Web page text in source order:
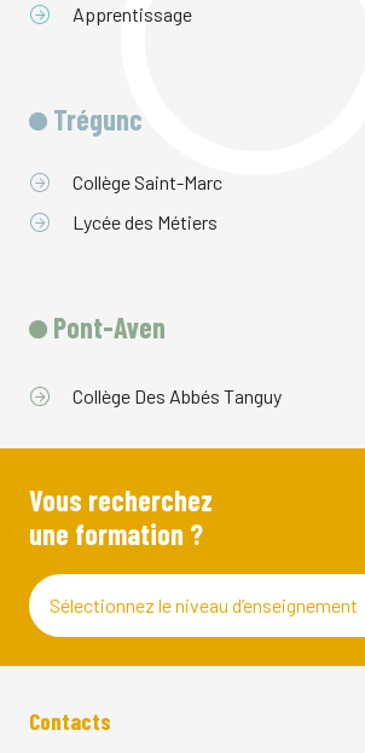
Apprentissage
Trégunc
Collège Saint-Marc
Lycée des Métiers
Pont-Aven
Collège Des Abbés Tanguy
Vous recherchez
une formation ?
Sélectionnez le niveau d’enseignement
Contacts